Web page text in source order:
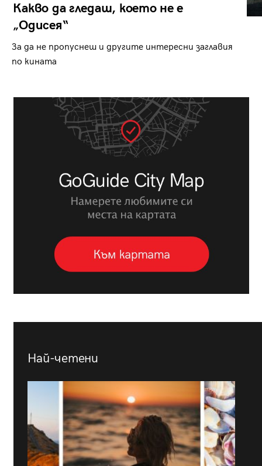
Какво да гледаш, което не е
„Одисея“
За да не пропуснеш и другите интересни заглавия
по кината
Най-четени